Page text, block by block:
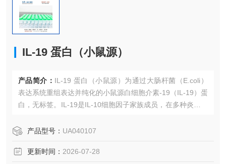
IL-19 蛋白（小鼠源）
产品简介： IL-19 蛋白（小鼠源）为通过大肠杆菌（E.coli）
表达系统重组表达并纯化的小鼠源白细胞介素-19（IL-19）蛋
白，无标签。IL-19是IL-10细胞因子家族成员，在多种炎症性
腺癌等肿瘤中表达上调并发挥重要作用。本品纯度>95%（S
相关研究。
产品型号： UA040107
更新时间： 2026-07-28